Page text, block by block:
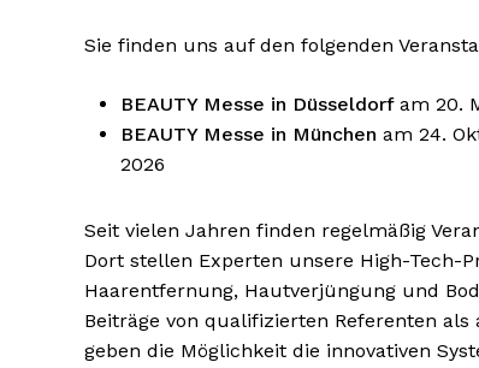
Sie finden uns auf den folgenden
BEAUTY Messe in Düsseldorf am 20.
BEAUTY Messe in München am 24.
2026
Seit vielen Jahren finden regelmäßig
Dort stellen Experten unsere High-Tech-
Haarentfernung, Hautverjüngung und
Beiträge von qualifizierten Referenten
geben die Möglichkeit die innovativen